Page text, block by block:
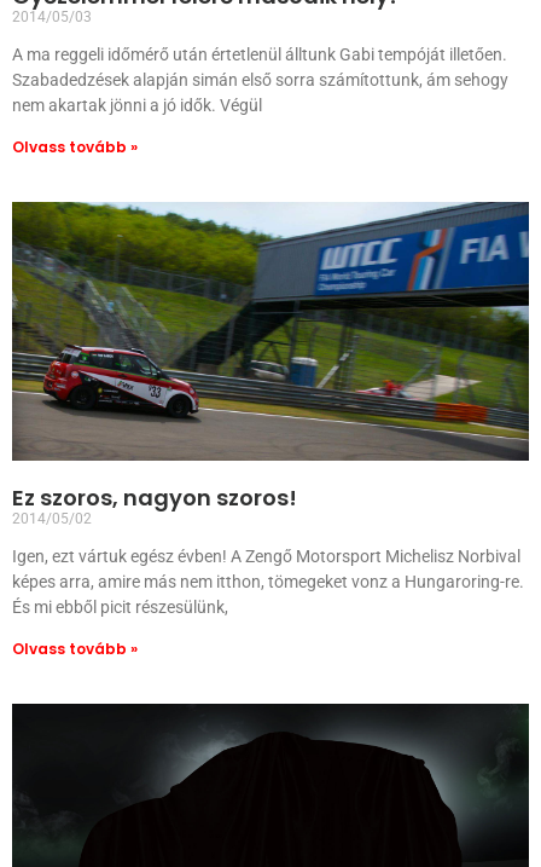
2014/05/03
A ma reggeli időmérő után értetlenül álltunk Gabi tempóját illetően.
Szabadedzések alapján simán első sorra számítottunk, ám sehogy
nem akartak jönni a jó idők. Végül
Olvass tovább »
Ez szoros, nagyon szoros!
2014/05/02
Igen, ezt vártuk egész évben! A Zengő Motorsport Michelisz Norbival
képes arra, amire más nem itthon, tömegeket vonz a Hungaroring-re.
És mi ebből picit részesülünk,
Olvass tovább »